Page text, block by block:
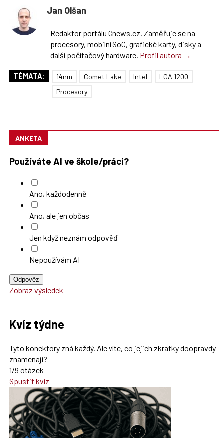
Jan Olšan
Redaktor portálu Cnews.cz. Zaměřuje se na
procesory, mobilní SoC, grafické karty, disky a
další počítačový hardware. Profil autora →
TÉMATA: 14nm Comet Lake Intel
LGA 1200
Procesory
ANKETA
Používáte AI ve škole/práci?
Ano, každodenně
Ano, ale jen občas
Jen když neznám odpověď
Nepoužívám AI
Odpověz
Zobraz výsledek
Kvíz týdne
Tyto konektory zná každý. Ale víte, co jejich zkratky doopravdy
znamenají?
1/9 otázek
Spustit kvíz